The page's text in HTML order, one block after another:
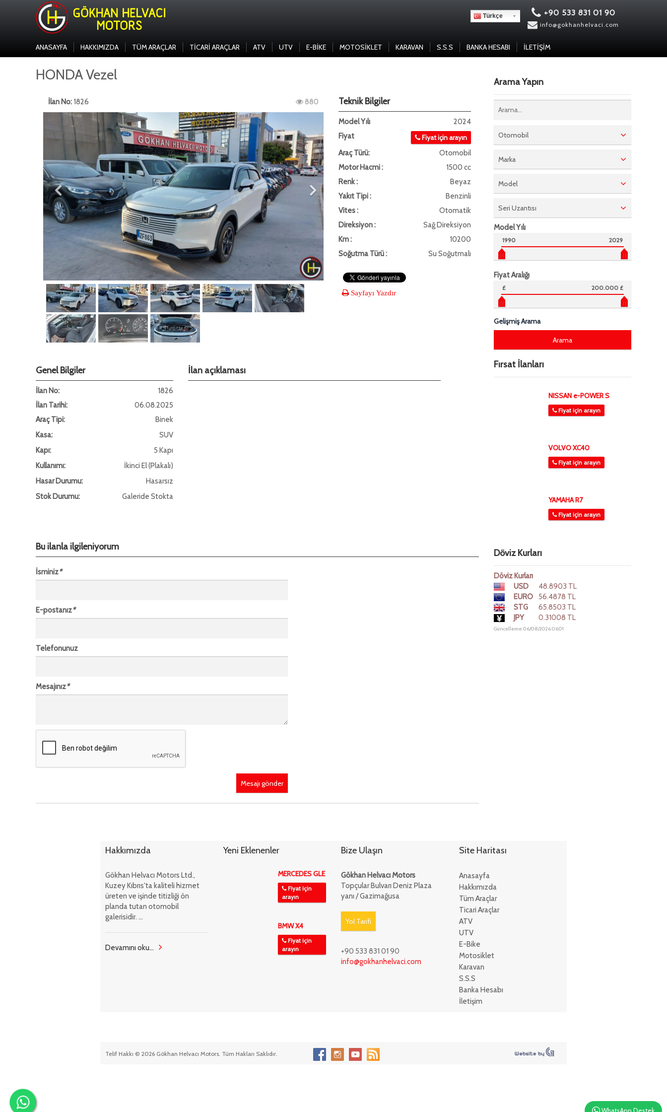
+90 533 831 01 90
info@gokhanhelvaci.com
Türkçe
ANASAYFA HAKKIMIZDA TÜM ARAÇLAR TICARI ARAÇLAR ATV UTV E-BIKE MOTOSIKLET KARAVAN S.S.S BANKA HESABI İLETIŞIM
HONDA Vezel
İlan No: 1826 880 Teknik Bilgiler
Model Yılı
2024
Fiyat
Fiyat için arayın
Araç Türü:
Otomobil
Motor Hacmi :
1500 cc
Renk :
Beyaz
Yakıt Tipi :
Benzinli
Vites :
Otomatik
Direksiyon :
Sağ Direksiyon
Km :
10200
Soğutma Türü :
Su Soğutmalı
Sayfayı Yazdır
Genel Bilgiler
İlan No:
1826
İlan Tarihi:
06.08.2025
Araç Tipi:
Binek
Kasa:
SUV
Kapı:
5 Kapı
Kullanımı:
İkinci El (Plakalı)
Hasar Durumu:
Hasarsız
Stok Durumu:
Galeride Stokta
İlan açıklaması
Bu ilanla ilgileniyorum
İsminiz*
E-postanız*
Telefonunuz
Mesajınız*
Mesajı gönder
Arama Yapın
Otomobil
Marka
Model
Seri Uzantısı
Model Yılı
1990 2029
Fiyat Aralığı
£ 200.000 £
Gelişmiş Arama
Fırsat İlanları
NISSAN e-POWER S
Fiyat için arayın
VOLVO XC40
Fiyat için arayın
YAMAHA R7
Fiyat için arayın
Döviz Kurları
Döviz Kurları
USD
48.8903 TL
EURO
56.4878 TL
STG
65.8503 TL
JPY
0.31008 TL
Güncelleme: 06/08/2026 06:01
Hakkımızda
Gökhan Helvacı Motors Ltd.,
Kuzey Kıbrıs'ta kaliteli hizmet
üreten ve işinde titizliği ön
planda tutan otomobil
galerisidir. ...
Devamını oku...
Yeni Eklenenler
MERCEDES GLE
Fiyat için
arayın
BMW X4
Fiyat için
arayın
Bize Ulaşın
Gökhan Helvacı Motors
Topçular Bulvarı Deniz Plaza
yanı / Gazimağusa
Yol Tarifi
+90 533 831 01 90
info@gokhanhelvaci.com
Site Haritası
Anasayfa
Hakkımızda
Tüm Araçlar
Ticari Araçlar
ATV
UTV
E-Bike
Motosiklet
Karavan
S.S.S
Banka Hesabı
İletişim
Telif Hakkı © 2026 Gökhan Helvacı Motors. Tüm Hakları Saklıdır.